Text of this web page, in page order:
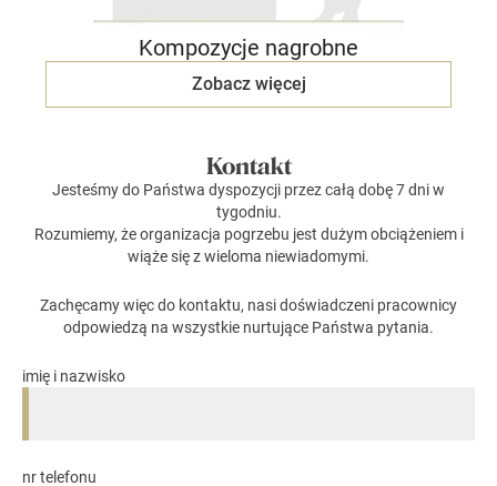
Kompozycje nagrobne
Zobacz więcej
Kontakt
Jesteśmy do Państwa dyspozycji przez całą dobę 7 dni w
tygodniu.
Rozumiemy, że organizacja pogrzebu jest dużym obciążeniem i
wiąże się z wieloma niewiadomymi.
Zachęcamy więc do kontaktu, nasi doświadczeni pracownicy
odpowiedzą na wszystkie nurtujące Państwa pytania.
imię i nazwisko
nr telefonu